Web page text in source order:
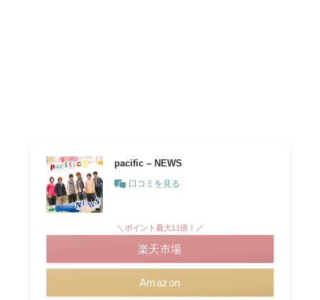
pacific – NEWS
口コミを見る
Amazon
＼ポイント最大11倍！／
楽天市場